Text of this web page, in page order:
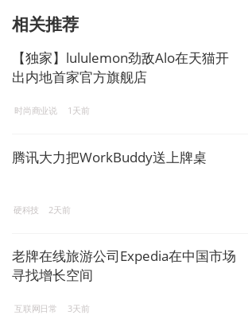
相关推荐
【独家】lululemon劲敌Alo在天猫开
出内地首家官方旗舰店
时尚商业说 1天前
腾讯大力把WorkBuddy送上牌桌
硬科技 2天前
老牌在线旅游公司Expedia在中国市场
寻找增长空间
互联网日常 3天前